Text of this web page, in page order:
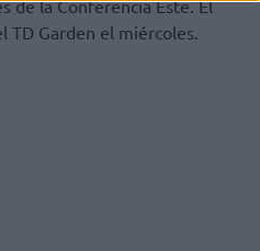
de la Conferencia Este. El
Garden el miércoles.